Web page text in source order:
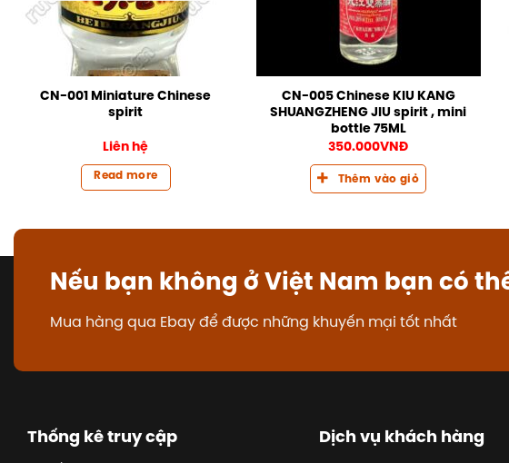
CN-001 Miniature Chinese
spirit
Liên hệ
Read more
CN-005 Chinese KIU KANG
SHUANGZHENG JIU spirit , mini
bottle 75ML
350.000VNĐ
Thêm vào giỏ
Nếu bạn không ở Việt Nam bạn có
Mua hàng qua Ebay để được những khuyến mại tốt nhất
Thống kê truy cập Dịch vụ khách hàng